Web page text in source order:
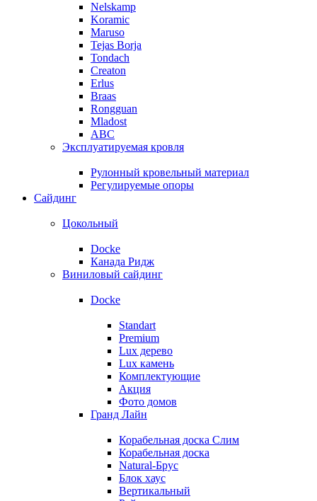
Nelskamp
Koramic
Maruso
Tejas Borja
Tondach
Creaton
Erlus
Braas
Rongguan
Mladost
ABC
Эксплуатируемая кровля
Рулонный кровельный материал
Регулируемые опоры
Сайдинг
Цокольный
Docke
Канада Ридж
Виниловый сайдинг
Docke
Standart
Premium
Lux дерево
Lux камень
Комплектующие
Акция
Фото домов
Гранд Лайн
Корабельная доска Слим
Корабельная доска
Natural-Брус
Блок хаус
Вертикальный